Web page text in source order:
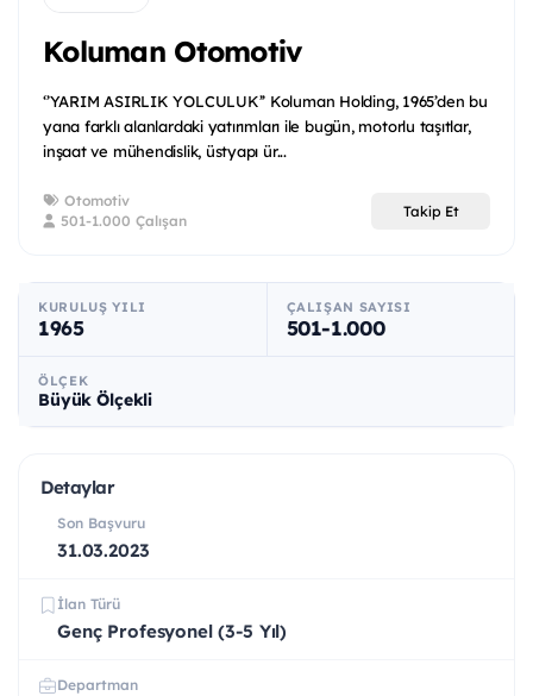
Koluman Otomotiv
‘’YARIM ASIRLIK YOLCULUK’’ Koluman Holding, 1965’den bu
yana farklı alanlardaki yatırımları ile bugün, motorlu taşıtlar,
inşaat ve mühendislik, üstyapı ür...
Otomotiv
501-1.000 Çalışan
Takip Et
KURULUŞ YILI
1965
ÇALIŞAN SAYISI
501-1.000
ÖLÇEK
Büyük Ölçekli
Detaylar
Son Başvuru
31.03.2023
İlan Türü
Genç Profesyonel (3-5 Yıl)
Departman